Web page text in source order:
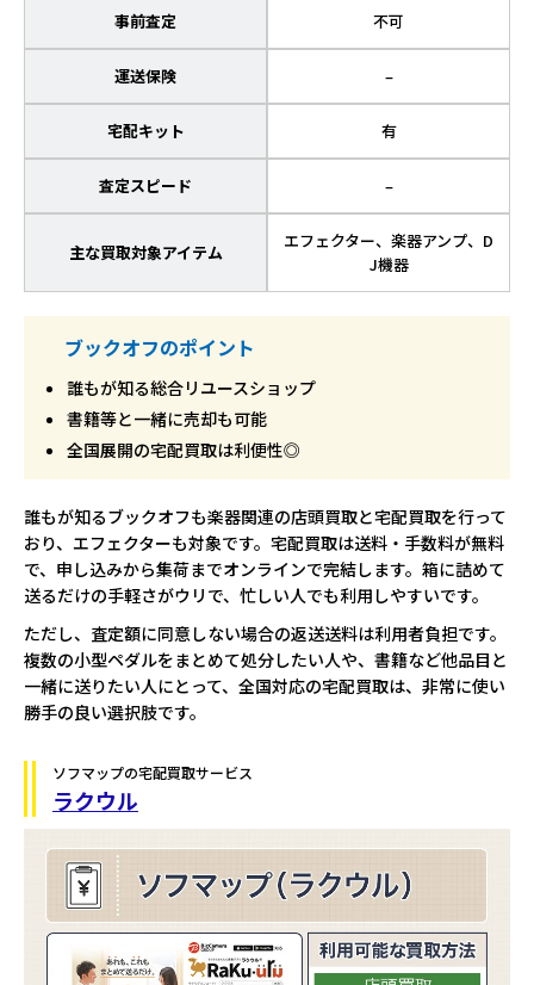
事前査定 不可
運送保険 –
宅配キット 有
査定スピード –
主な買取対象アイテム
エフェクター、楽器アンプ、D
J機器
ブックオフのポイント
誰もが知る総合リユースショップ
書籍等と一緒に売却も可能
全国展開の宅配買取は利便性◎
誰もが知るブックオフも楽器関連の店頭買取と宅配買取を行って
おり、エフェクターも対象です。宅配買取は送料・手数料が無料
で、申し込みから集荷までオンラインで完結します。箱に詰めて
送るだけの手軽さがウリで、忙しい人でも利用しやすいです。
ただし、査定額に同意しない場合の返送送料は利用者負担です。
複数の小型ペダルをまとめて処分したい人や、書籍など他品目と
一緒に送りたい人にとって、全国対応の宅配買取は、非常に使い
勝手の良い選択肢です。
ソフマップの宅配買取サービス
ラクウル